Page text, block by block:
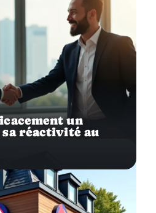
un
réactivité au